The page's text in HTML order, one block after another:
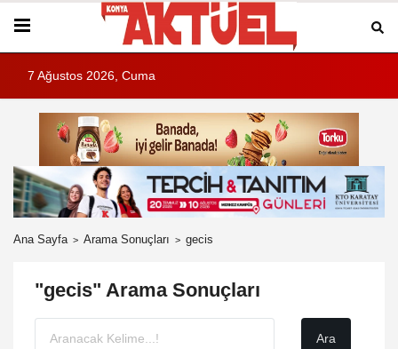
7 Ağustos 2026, Cuma
Ana Sayfa Arama Sonuçları gecis
"gecis" Arama Sonuçları